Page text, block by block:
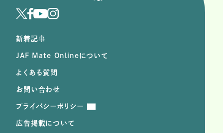
新着記事
JAF Mate Onlineについて
よくある質問
お問い合わせ
プライバシーポリシー
広告掲載について